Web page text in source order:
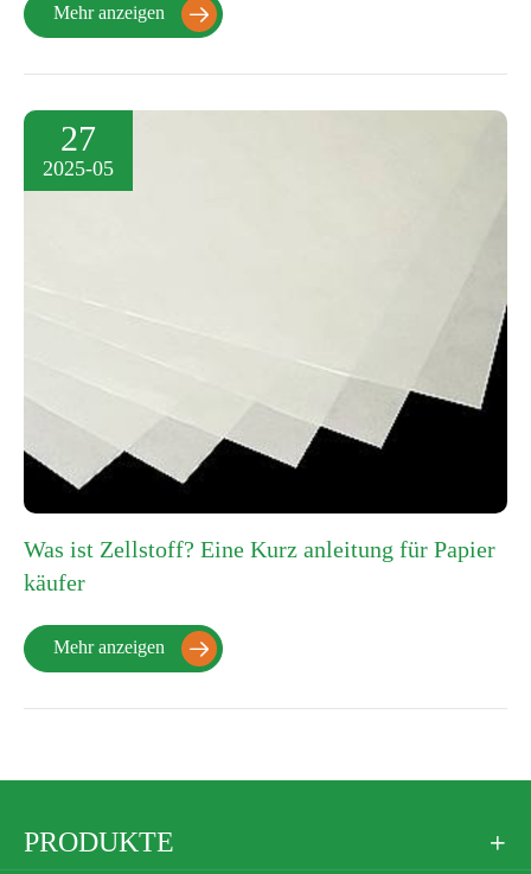
Mehr anzeigen 
27
2025-05
Was ist Zellstoff? Eine Kurz anleitung für Papier
käufer
Mehr anzeigen 
PRODUKTE 